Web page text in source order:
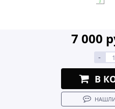
7 000
-
В